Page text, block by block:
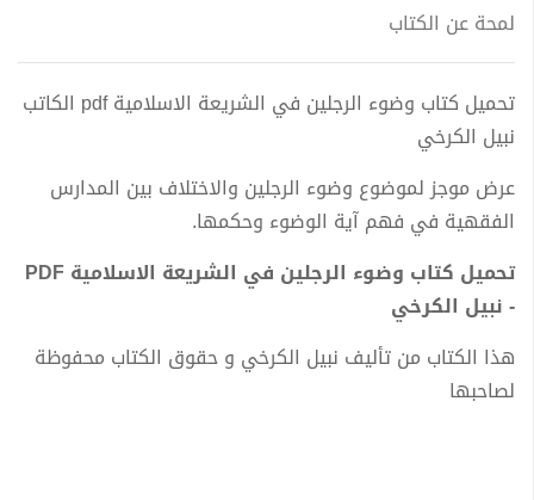
لمحة عن الكتاب
تحميل كتاب وضوء الرجلين في الشريعة الاسلامية pdf الكاتب
نبيل الكرخي
عرض موجز لموضوع وضوء الرجلين والاختلاف بين المدارس
الفقهية في فهم آية الوضوء وحكمها.
تحميل كتاب وضوء الرجلين في الشريعة الاسلامية PDF
- نبيل الكرخي
هذا الكتاب من تأليف نبيل الكرخي و حقوق الكتاب محفوظة
لصاحبها